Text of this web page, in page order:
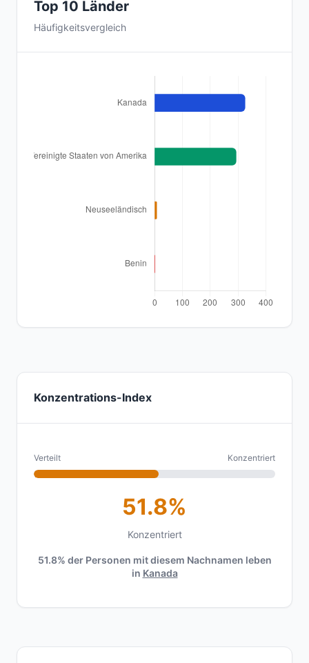
Top 10 Länder
Häufigkeitsvergleich
Konzentrations-Index
Verteilt Konzentriert
51.8%
Konzentriert
51.8% der Personen mit diesem Nachnamen leben
in Kanada